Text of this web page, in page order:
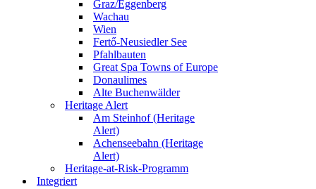
Graz/Eggenberg
Wachau
Wien
Fertő-Neusiedler See
Pfahlbauten
Great Spa Towns of Europe
Donaulimes
Alte Buchenwälder
Heritage Alert
Am Steinhof (Heritage
Alert)
Achenseebahn (Heritage
Alert)
Heritage-at-Risk-Programm
Integriert